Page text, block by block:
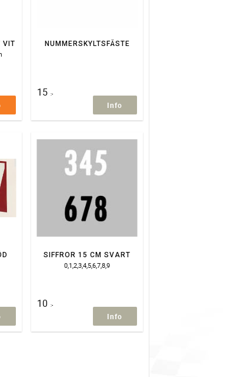
VIT NUMMERSKYLTSFÄSTE
15 :-
Info
SIFFROR 15 CM SVART
0,1,2,3,4,5,6,7,8,9
10 :-
Info